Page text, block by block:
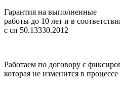
Гарантия на выполненные
работы до 10 лет и в
с сп 50.13330.2012
Работаем по договору с
которая не изменится в